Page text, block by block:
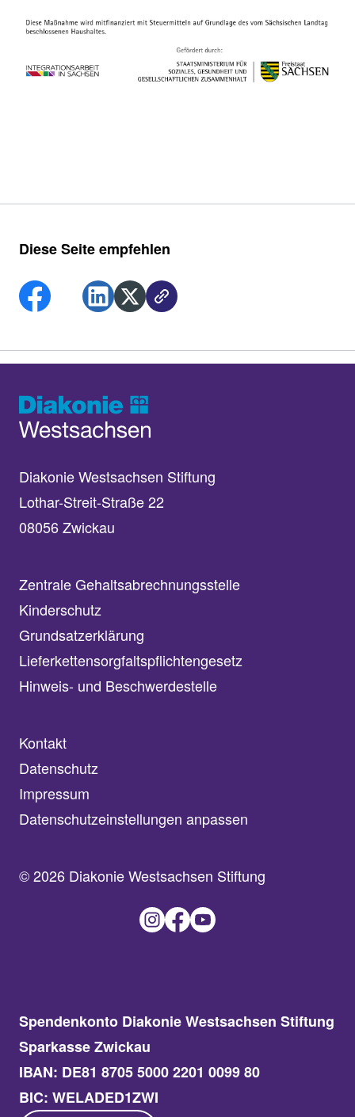
Diese Seite empfehlen
Diakonie Westsachsen Stiftung
Lothar-Streit-Straße 22
08056 Zwickau
Zentrale Gehaltsabrechnungsstelle
Kinderschutz
Grundsatzerklärung
Lieferkettensorgfaltspflichtengesetz
Hinweis- und Beschwerdestelle
Kontakt
Datenschutz
Impressum
Datenschutzeinstellungen anpassen
© 2026 Diakonie Westsachsen Stiftung
Spendenkonto Diakonie Westsachsen Stiftung
Sparkasse Zwickau
IBAN: DE81 8705 5000 2201 0099 80
BIC: WELADED1ZWI